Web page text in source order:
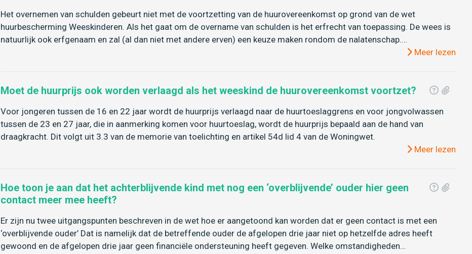
Het overnemen van schulden gebeurt niet met de voortzetting van de huurovereenkomst op grond van de wet
huurbescherming Weeskinderen. Als het gaat om de overname van schulden is het erfrecht van toepassing. De wees is
natuurlijk ook erfgenaam en zal (al dan niet met andere erven) een keuze maken rondom de nalatenschap.…
Meer lezen
Moet de huurprijs ook worden verlaagd als het weeskind de huurovereenkomst voortzet?
Voor jongeren tussen de 16 en 22 jaar wordt de huurprijs verlaagd naar de huurtoeslaggrens en voor jongvolwassen
tussen de 23 en 27 jaar, die in aanmerking komen voor huurtoeslag, wordt de huurprijs bepaald aan de hand van
draagkracht. Dit volgt uit 3.3 van de memorie van toelichting en artikel 54d lid 4 van de Woningwet.
Meer lezen
Hoe toon je aan dat het achterblijvende kind met nog een ‘overblijvende’ ouder hier geen
contact meer mee heeft?
Er zijn nu twee uitgangspunten beschreven in de wet hoe er aangetoond kan worden dat er geen contact is met een
‘overblijvende ouder’ Dat is namelijk dat de betreffende ouder de afgelopen drie jaar niet op hetzelfde adres heeft
gewoond en de afgelopen drie jaar geen financiële ondersteuning heeft gegeven. Welke omstandigheden…